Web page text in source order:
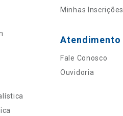
Minhas Inscrições
Atendimento
Fale Conosco
Ouvidoria